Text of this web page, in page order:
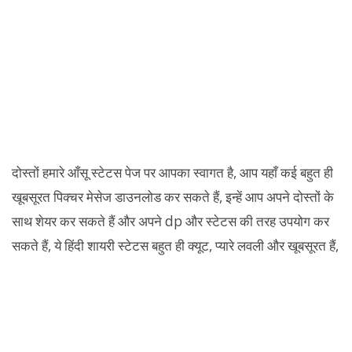
दोस्तों हमारे आँसू स्टेटस पेज पर आपका स्वागत है, आप यहाँ कई बहुत ही
खूबसूरत पिक्चर मेसेज डाउनलोड कर सकते हैं, इन्हें आप अपने दोस्तों के
साथ शेयर कर सकते हैं और अपने dp और स्टेटस की तरह उपयोग कर
सकते हैं, ये हिंदी शायरी स्टेटस बहुत ही क्यूट, प्यारे लवली और खूबसूरत हैं,